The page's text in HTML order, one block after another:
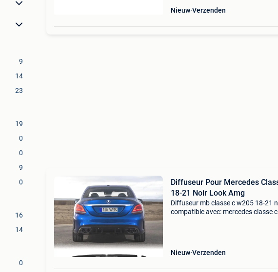
9
14
23
19
0
0
9
0
16
14
0
Nieuw Verzenden
Diffuseur Pour Mercedes
18-21 Noir Look Amg
Diffuseur mb classe c w205 18-21
compatible avec: mercedes classe
Nieuw Verzenden